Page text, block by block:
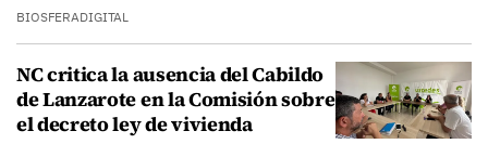
BIOSFERADIGITAL
NC critica la ausencia del Cabildo
de Lanzarote en la Comisión sobre
el decreto ley de vivienda